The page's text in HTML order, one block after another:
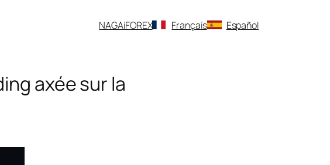
NAGAiFOREX Français Español
axée sur la